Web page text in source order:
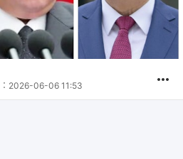
2026-06-06 11:53